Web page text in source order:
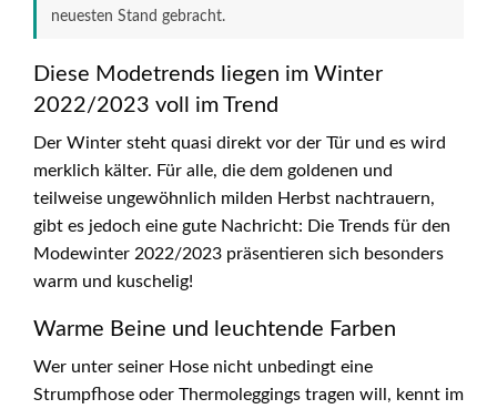
neuesten Stand gebracht.
Diese Modetrends liegen im Winter
2022/2023 voll im Trend
Der Winter steht quasi direkt vor der Tür und es wird
merklich kälter. Für alle, die dem goldenen und
teilweise ungewöhnlich milden Herbst nachtrauern,
gibt es jedoch eine gute Nachricht: Die Trends für den
Modewinter 2022/2023 präsentieren sich besonders
warm und kuschelig!
Warme Beine und leuchtende Farben
Wer unter seiner Hose nicht unbedingt eine
Strumpfhose oder Thermoleggings tragen will, kennt im